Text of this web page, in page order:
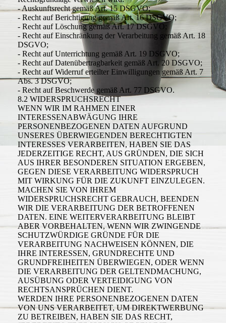
- Auskunftsrecht gemäß Art. 15 DSGVO;
- Recht auf Berichtigung gemäß Art. 16 DSGVO;
- Recht auf Löschung gemäß Art. 17 DSGVO;
- Recht auf Einschränkung der Verarbeitung gemäß Art. 18
DSGVO;
- Recht auf Unterrichtung gemäß Art. 19 DSGVO;
- Recht auf Datenübertragbarkeit gemäß Art. 20 DSGVO;
- Recht auf Widerruf erteilter Einwilligungen gemäß Art. 7
Abs. 3 DSGVO;
- Recht auf Beschwerde gemäß Art. 77 DSGVO.
8.2 WIDERSPRUCHSRECHT
WENN WIR IM RAHMEN EINER
INTERESSENABWÄGUNG IHRE
PERSONENBEZOGENEN DATEN AUFGRUND
UNSERES ÜBERWIEGENDEN BERECHTIGTEN
INTERESSES VERARBEITEN, HABEN SIE DAS
JEDERZEITIGE RECHT, AUS GRÜNDEN, DIE SICH
AUS IHRER BESONDEREN SITUATION ERGEBEN,
GEGEN DIESE VERARBEITUNG WIDERSPRUCH
MIT WIRKUNG FÜR DIE ZUKUNFT EINZULEGEN.
MACHEN SIE VON IHREM
WIDERSPRUCHSRECHT GEBRAUCH, BEENDEN
WIR DIE VERARBEITUNG DER BETROFFENEN
DATEN. EINE WEITERVERARBEITUNG BLEIBT
ABER VORBEHALTEN, WENN WIR ZWINGENDE
SCHUTZWÜRDIGE GRÜNDE FÜR DIE
VERARBEITUNG NACHWEISEN KÖNNEN, DIE
IHRE INTERESSEN, GRUNDRECHTE UND
GRUNDFREIHEITEN ÜBERWIEGEN, ODER WENN
DIE VERARBEITUNG DER GELTENDMACHUNG,
AUSÜBUNG ODER VERTEIDIGUNG VON
RECHTSANSPRÜCHEN DIENT.
WERDEN IHRE PERSONENBEZOGENEN DATEN
VON UNS VERARBEITET, UM DIREKTWERBUNG
ZU BETREIBEN, HABEN SIE DAS RECHT,